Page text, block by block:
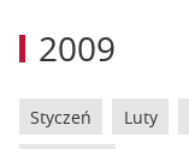
2009
Styczeń Luty